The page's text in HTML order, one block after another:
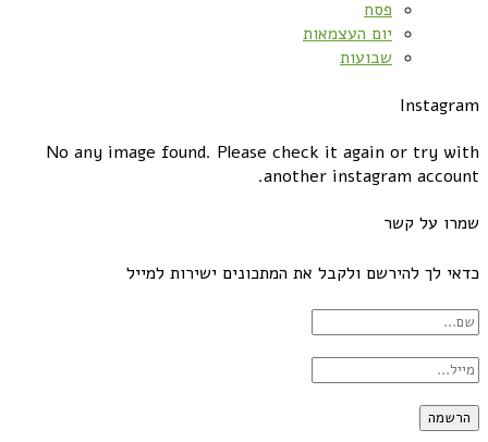
פסח
יום העצמאות
שבועות
Instagram
No any image found. Please check it again or try with
another instagram account.
שמרו על קשר
כדאי לך להירשם ולקבל את המתכונים ישירות למייל